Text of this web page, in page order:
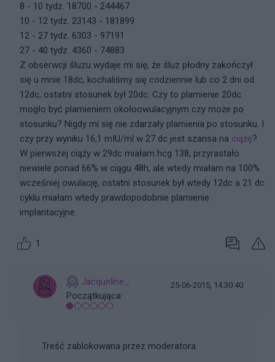
8 - 10 tydz. 18700 - 244467
10 - 12 tydz. 23143 - 181899
12 - 27 tydz. 6303 - 97191
27 - 40 tydz. 4360 - 74883
Z obserwcji śluzu wydaje mi się, że śluz płodny zakończył
się u mnie 18dc, kochaliśmy się codziennie lub co 2 dni od
12dc, ostatni stosunek był 20dc. Czy to plamienie 20dc
mogło być plamieniem okołoowulacyjnym czy może po
stosunku? Nigdy mi się nie zdarzały plamienia po stosunku. I
czy przy wyniku 16,1 mIU/ml w 27 dc jest szansa na ciążę?
W pierwszej ciąży w 29dc miałam hcg 138, przyrastało
niewiele ponad 66% w ciągu 48h, ale wtedy miałam na 100%
wcześniej owulację, ostatni stosunek był wtedy 12dc a 21 dc
cyklu miałam wtedy prawdopodobnie plamienie
implantacyjne.
1
Jacqueline_
Początkująca
25-06-2015, 14:30:40
Treść zablokowana przez moderatora